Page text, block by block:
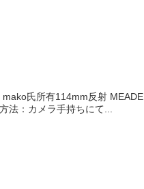
氏所有114mm反射 MEADE
法：カメラ手持ちにて...